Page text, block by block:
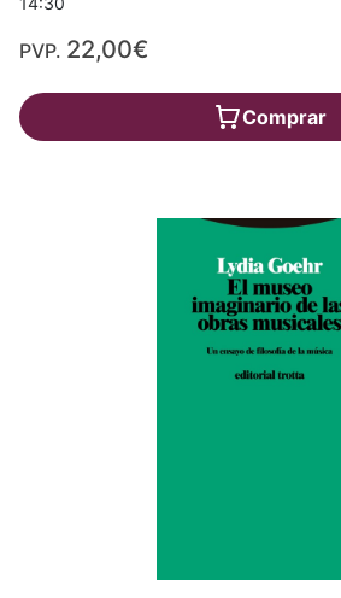
PVP. 22,00€
Comprar